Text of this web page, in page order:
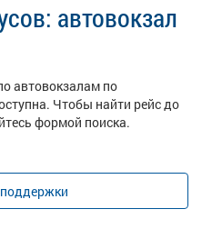
автовокзал
автовокзалам по
Чтобы найти рейс до
формой поиска.